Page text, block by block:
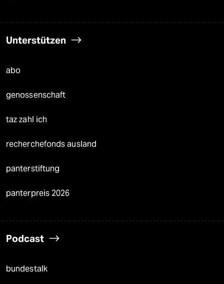
Unterstützen
abo
genossenschaft
taz zahl ich
recherchefonds ausland
panterstiftung
panterpreis 2026
Podcast
bundestalk